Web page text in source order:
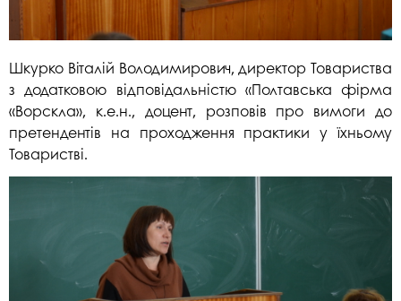
Шкурко Віталій Володимирович, директор Товариства
з додатковою відповідальністю «Полтавська фірма
«Ворскла», к.е.н., доцент, розповів про вимоги до
претендентів на проходження практики у їхньому
Товаристві.